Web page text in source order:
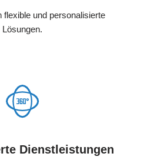
flexible und personalisierte
Lösungen.
Dienstleistungen